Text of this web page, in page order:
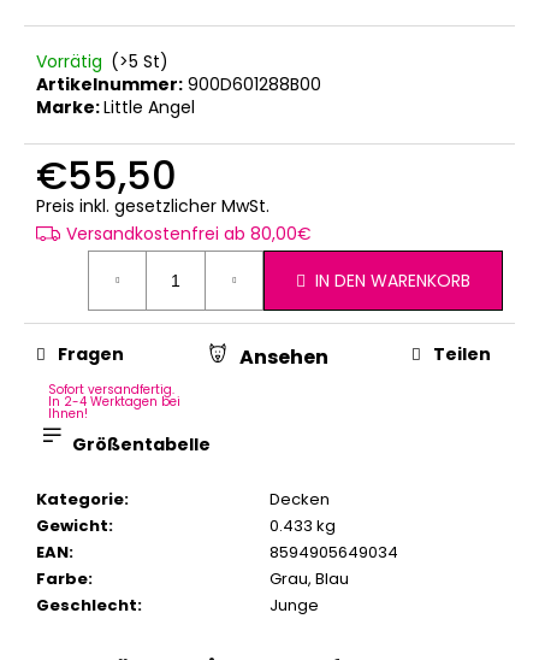
Vorrätig (>5 St)
Artikelnummer: 900D601288B00
Marke:Little Angel
€55,50
Preis inkl. gesetzlicher MwSt.
Versandkostenfrei ab 80,00€
IN DEN WARENKORB
Kategorie:
Decken
Gewicht:
0.433 kg
EAN:
8594905649034
Farbe: Grau, Blau
Geschlecht: Junge
Fragen Ansehen Teilen
Sofort versandfertig.
In 2-4 Werktagen bei
Ihnen!
Größentabelle